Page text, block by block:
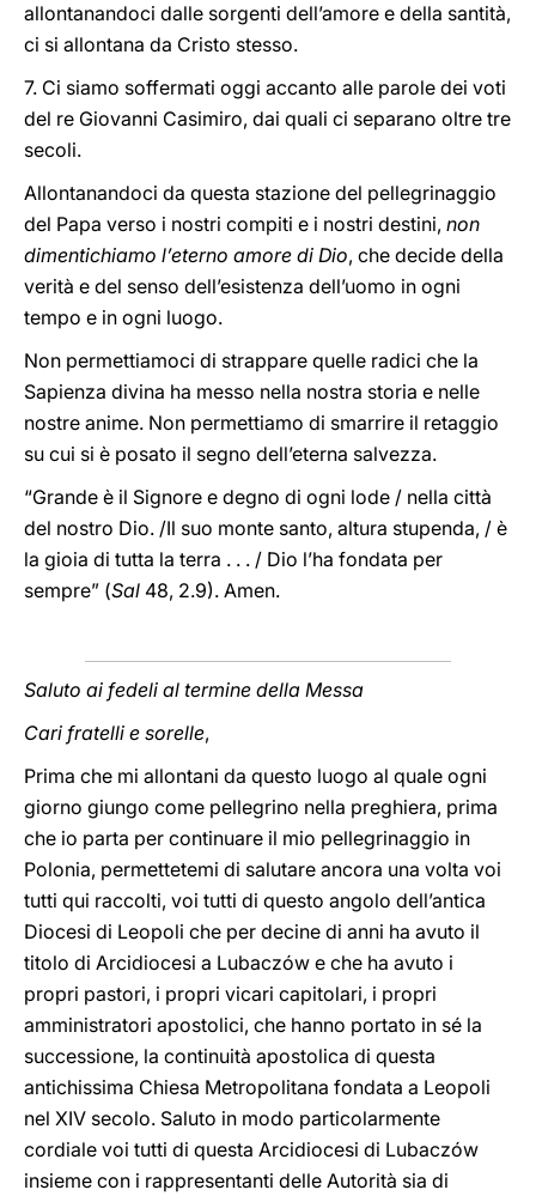
allontanandoci dalle sorgenti dell’amore e della santità,
ci si allontana da Cristo stesso.
7. Ci siamo soffermati oggi accanto alle parole dei voti
del re Giovanni Casimiro, dai quali ci separano oltre tre
secoli.
Allontanandoci da questa stazione del pellegrinaggio
del Papa verso i nostri compiti e i nostri destini, non
dimentichiamo l’eterno amore di Dio, che decide della
verità e del senso dell’esistenza dell’uomo in ogni
tempo e in ogni luogo.
Non permettiamoci di strappare quelle radici che la
Sapienza divina ha messo nella nostra storia e nelle
nostre anime. Non permettiamo di smarrire il retaggio
su cui si è posato il segno dell’eterna salvezza.
“Grande è il Signore e degno di ogni lode / nella città
del nostro Dio. /Il suo monte santo, altura stupenda, / è
la gioia di tutta la terra . . . / Dio l’ha fondata per
sempre” (Sal 48, 2.9). Amen.
Saluto ai fedeli al termine della Messa
Cari fratelli e sorelle,
Prima che mi allontani da questo luogo al quale ogni
giorno giungo come pellegrino nella preghiera, prima
che io parta per continuare il mio pellegrinaggio in
Polonia, permettetemi di salutare ancora una volta voi
tutti qui raccolti, voi tutti di questo angolo dell’antica
Diocesi di Leopoli che per decine di anni ha avuto il
titolo di Arcidiocesi a Lubaczów e che ha avuto i
propri pastori, i propri vicari capitolari, i propri
amministratori apostolici, che hanno portato in sé la
successione, la continuità apostolica di questa
antichissima Chiesa Metropolitana fondata a Leopoli
nel XIV secolo. Saluto in modo particolarmente
cordiale voi tutti di questa Arcidiocesi di Lubaczów
insieme con i rappresentanti delle Autorità sia di